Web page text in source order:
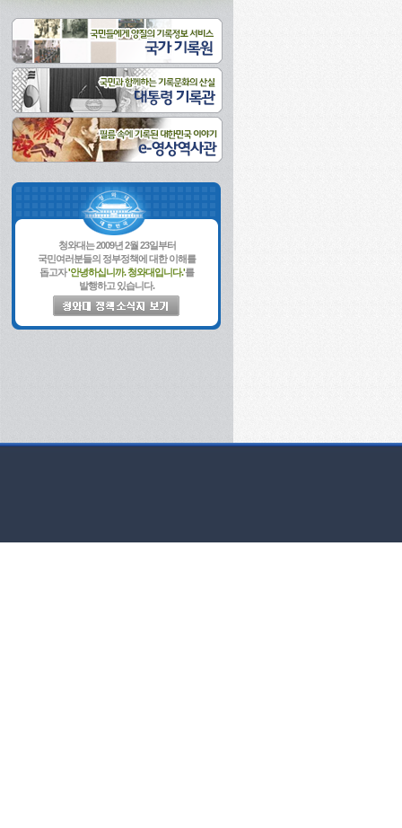
청와대는 2009년 2월 23일부터
국민여러분들의 정부정책에 대한 이해를
돕고자'안녕하십니까. 청와대입니다.'를
발행하고 있습니다.